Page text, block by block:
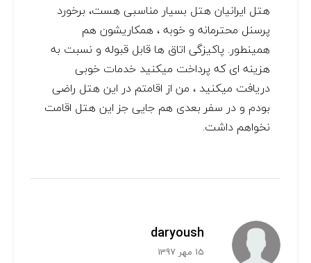
هتل ایرانیان هتل بسیار مناسبی هست، برخورد
پرسنل محترمانه و خوبه ، همکاریشون هم
همینطور. پاکیزگی اتاق ها قابل قبوله و نسبت به
هزینه ای که پرداخت میکنید خدمات خوبی
دریافت میکنید ، من از اقامتم در این هتل راضی
بودم و در سفر بعدی هم جایی جز این هتل اقامت
نخواهم داشت.
daryoush
15 مهر 1397